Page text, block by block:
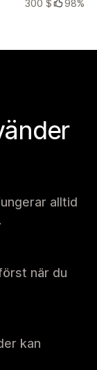
300 $
98%
alltid
när du
kan